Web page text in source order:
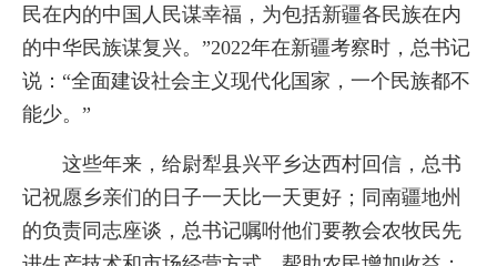
民在内的中国人民谋幸福，为包括新疆各民族在内
的中华民族谋复兴。”2022年在新疆考察时，总书记
说：“全面建设社会主义现代化国家，一个民族都不
能少。”
这些年来，给尉犁县兴平乡达西村回信，总书
记祝愿乡亲们的日子一天比一天更好；同南疆地州
的负责同志座谈，总书记嘱咐他们要教会农牧民先